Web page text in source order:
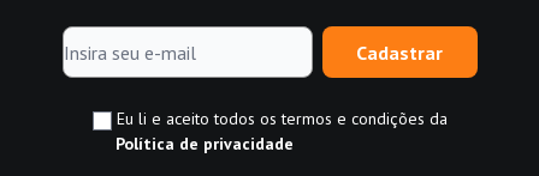
Cadastrar
Eu li e aceito todos os termos e condições da
Política de privacidade